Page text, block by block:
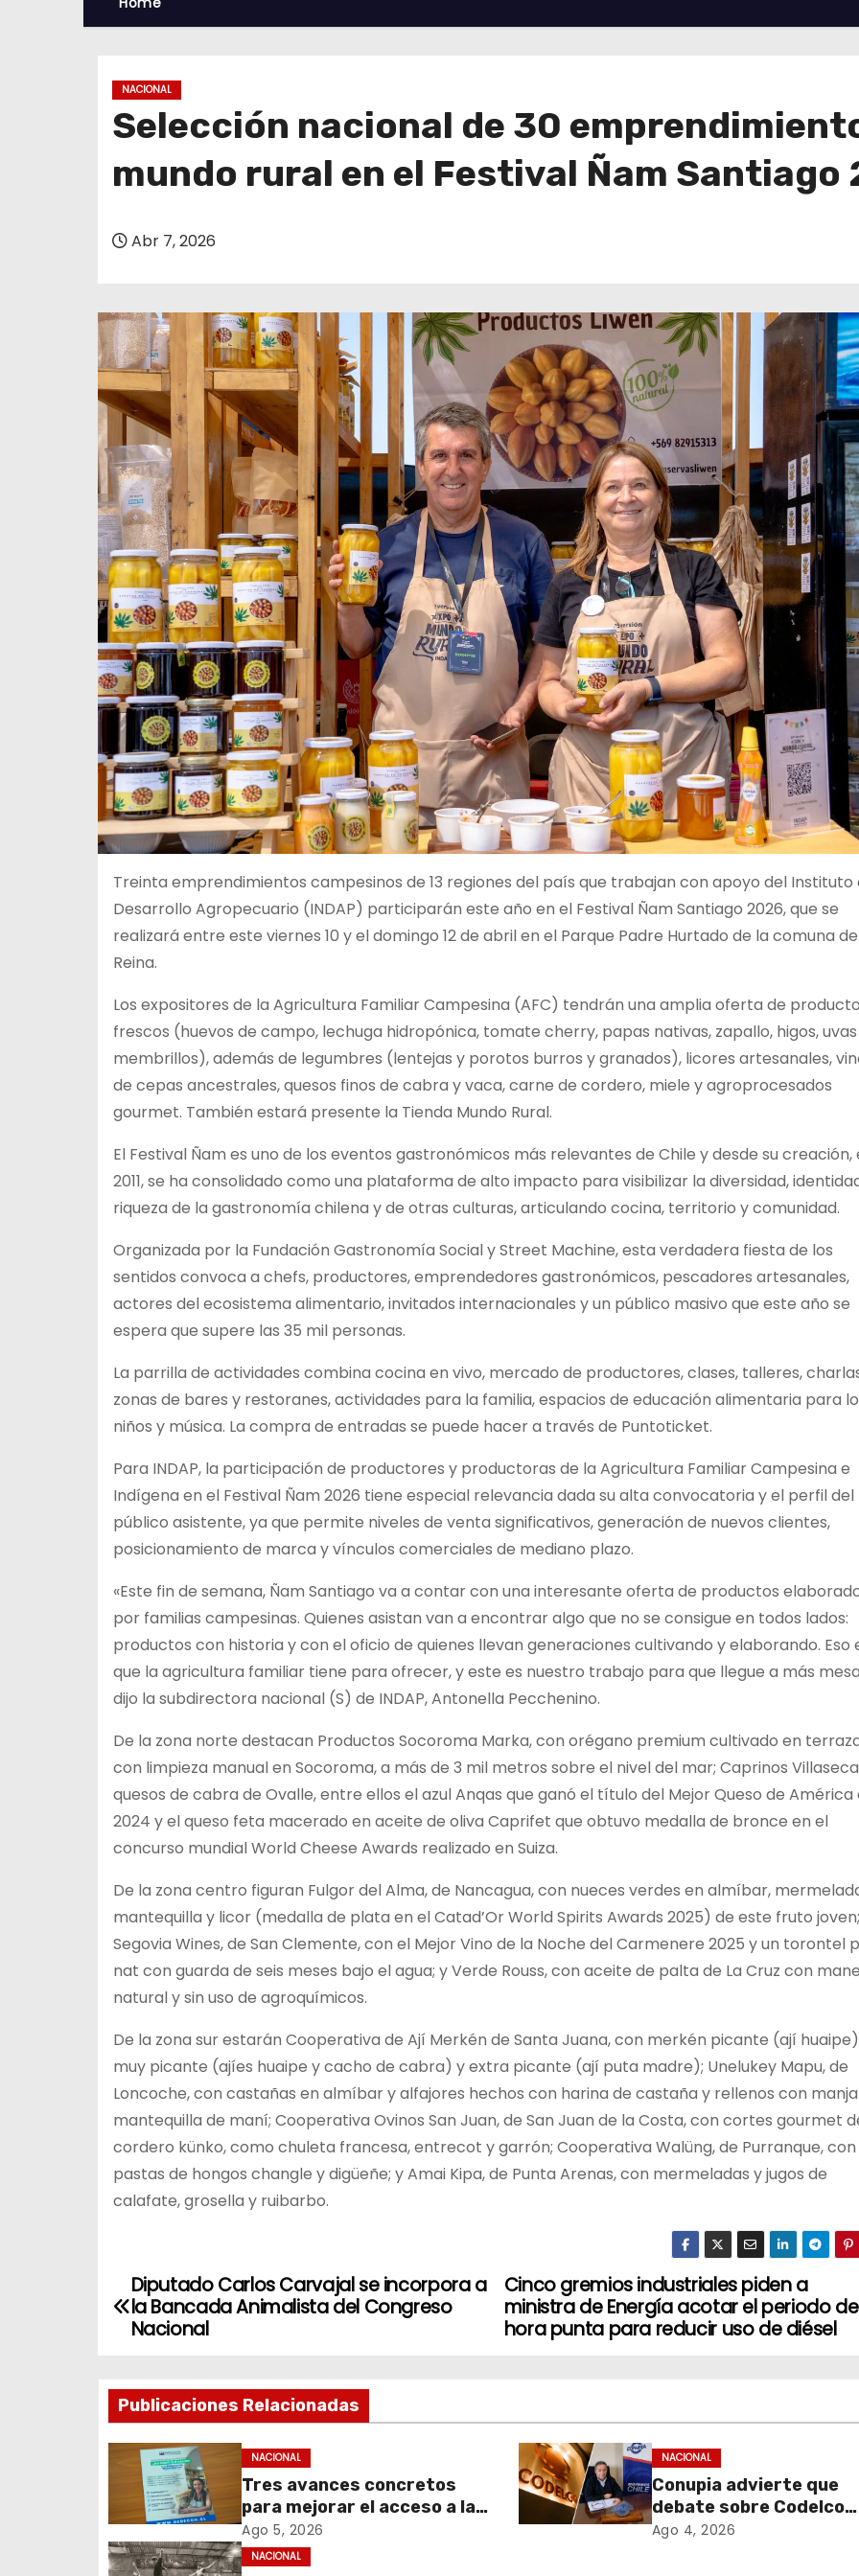
NACIONAL
Selección nacional de 30
mundo rural en el Festival Ñam Santiago
Abr 7, 2026
Treinta emprendimientos campesinos de 13 regiones del país que trabajan con apoyo del Instituto
Desarrollo Agropecuario (INDAP) participarán este año en el Festival Ñam Santiago 2026, que se
realizará entre este viernes 10 y el domingo 12 de abril en el Parque Padre Hurtado de la comuna de
Reina.
Los expositores de la Agricultura Familiar Campesina (AFC) tendrán una amplia oferta de
frescos (huevos de campo, lechuga hidropónica, tomate cherry, papas nativas, zapallo, higos,
membrillos), además de legumbres (lentejas y porotos burros y granados), licores artesanales,
de cepas ancestrales, quesos finos de cabra y vaca, carne de cordero, miele y agroprocesados
gourmet. También estará presente la Tienda Mundo Rural.
El Festival Ñam es uno de los eventos gastronómicos más relevantes de Chile y desde su creación,
2011, se ha consolidado como una plataforma de alto impacto para visibilizar la diversidad,
riqueza de la gastronomía chilena y de otras culturas, articulando cocina, territorio y comunidad.
Organizada por la Fundación Gastronomía Social y Street Machine, esta verdadera fiesta de los
sentidos convoca a chefs, productores, emprendedores gastronómicos, pescadores artesanales,
actores del ecosistema alimentario, invitados internacionales y un público masivo que este año se
espera que supere las 35 mil personas.
La parrilla de actividades combina cocina en vivo, mercado de productores, clases, talleres,
zonas de bares y restoranes, actividades para la familia, espacios de educación alimentaria para
niños y música. La compra de entradas se puede hacer a través de Puntoticket.
Para INDAP, la participación de productores y productoras de la Agricultura Familiar Campesina e
Indígena en el Festival Ñam 2026 tiene especial relevancia dada su alta convocatoria y el perfil del
público asistente, ya que permite niveles de venta significativos, generación de nuevos clientes,
posicionamiento de marca y vínculos comerciales de mediano plazo.
«Este fin de semana, Ñam Santiago va a contar con una interesante oferta de productos
por familias campesinas. Quienes asistan van a encontrar algo que no se consigue en todos lados:
productos con historia y con el oficio de quienes llevan generaciones cultivando y elaborando. Eso
que la agricultura familiar tiene para ofrecer, y este es nuestro trabajo para que llegue a más
dijo la subdirectora nacional (S) de INDAP, Antonella Pecchenino.
De la zona norte destacan Productos Socoroma Marka, con orégano premium cultivado en
con limpieza manual en Socoroma, a más de 3 mil metros sobre el nivel del mar; Caprinos
quesos de cabra de Ovalle, entre ellos el azul Anqas que ganó el título del Mejor Queso de América
2024 y el queso feta macerado en aceite de oliva Caprifet que obtuvo medalla de bronce en el
concurso mundial World Cheese Awards realizado en Suiza.
De la zona centro figuran Fulgor del Alma, de Nancagua, con nueces verdes en almíbar,
mantequilla y licor (medalla de plata en el Catad’Or World Spirits Awards 2025) de este fruto joven;
Segovia Wines, de San Clemente, con el Mejor Vino de la Noche del Carmenere 2025 y un torontel
nat con guarda de seis meses bajo el agua; y Verde Rouss, con aceite de palta de La Cruz con
natural y sin uso de agroquímicos.
De la zona sur estarán Cooperativa de Ají Merkén de Santa Juana, con merkén picante (ají
muy picante (ajíes huaipe y cacho de cabra) y extra picante (ají puta madre); Unelukey Mapu, de
Loncoche, con castañas en almíbar y alfajores hechos con harina de castaña y rellenos con
mantequilla de maní; Cooperativa Ovinos San Juan, de San Juan de la Costa, con cortes gourmet
cordero künko, como chuleta francesa, entrecot y garrón; Cooperativa Walüng, de Purranque, con
pastas de hongos changle y digüeñe; y Amai Kipa, de Punta Arenas, con mermeladas y jugos de
calafate, grosella y ruibarbo.
N
e
g
c
Cinco gremios industriales piden a
ministra de Energía acotar el periodo de
hora punta para reducir uso de diésel
Diputado Carlos Carvajal se incorpora a
la Bancada Animalista del Congreso
Nacional
Publicaciones Relacionadas
NACIONAL
Tres avances concretos
para mejorar el acceso a la
información y proteger los
derechos de los
Ago 5, 2026
NACIONAL
Conupia advierte que
debate sobre Codelco
podría abrir la puerta a
Ago 4, 2026
NACIONAL